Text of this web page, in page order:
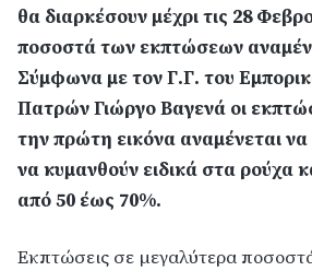
θα διαρκέσουν μέχρι τις 28
ποσοστά των εκπτώσεων
Σύμφωνα με τον Γ.Γ. του
Πατρών Γιώργο Βαγενά οι
την πρώτη εικόνα αναμένεται να
να κυμανθούν ειδικά στα ρούχα
από 50 έως 70%.
Εκπτώσεις σε μεγαλύτερα